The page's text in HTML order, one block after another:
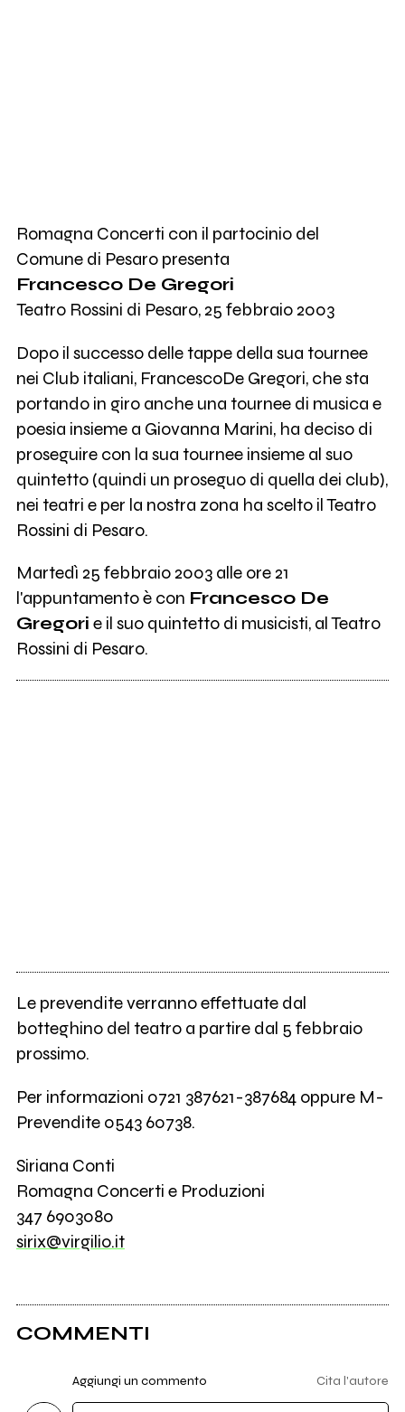
Romagna Concerti con il partocinio del
Comune di Pesaro presenta
Francesco De Gregori
Teatro Rossini di Pesaro, 25 febbraio 2003
Dopo il successo delle tappe della sua tournee
nei Club italiani, FrancescoDe Gregori, che sta
portando in giro anche una tournee di musica e
poesia insieme a Giovanna Marini, ha deciso di
proseguire con la sua tournee insieme al suo
quintetto (quindi un proseguo di quella dei club),
nei teatri e per la nostra zona ha scelto il Teatro
Rossini di Pesaro.
Martedì 25 febbraio 2003 alle ore 21
l'appuntamento è con Francesco De
Gregori e il suo quintetto di musicisti, al Teatro
Rossini di Pesaro.
Le prevendite verranno effettuate dal
botteghino del teatro a partire dal 5 febbraio
prossimo.
Per informazioni 0721 387621-387684 oppure M-
Prevendite 0543 60738.
Siriana Conti
Romagna Concerti e Produzioni
347 6903080
sirix@virgilio.it
COMMENTI
Aggiungi un commento Cita l'autore